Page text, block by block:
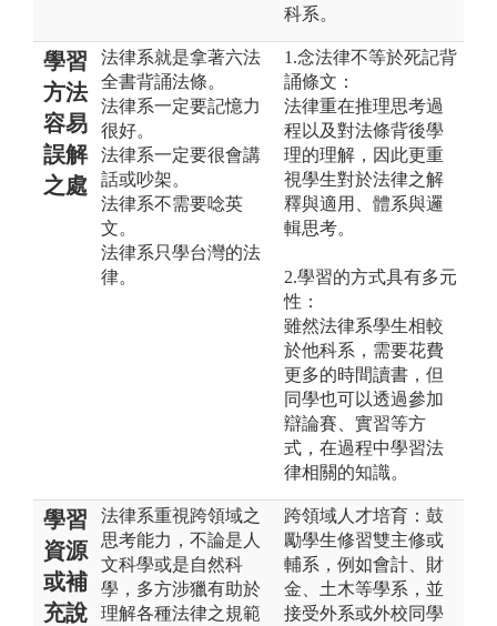
科系。
學習
方法
容易
誤解
之處
法律系就是拿著六法
全書背誦法條。
法律系一定要記憶力
很好。
法律系一定要很會講
話或吵架。
法律系不需要唸英
文。
法律系只學台灣的法
律。
1.念法律不等於死記背
誦條文：
法律重在推理思考過
程以及對法條背後學
理的理解，因此更重
視學生對於法律之解
釋與適用、體系與邏
輯思考。
2.學習的方式具有多元
性：
雖然法律系學生相較
於他科系，需要花費
更多的時間讀書，但
同學也可以透過參加
辯論賽、實習等方
式，在過程中學習法
律相關的知識。
學習
資源
或補
充說
法律系重視跨領域之
思考能力，不論是人
文科學或是自然科
學，多方涉獵有助於
理解各種法律之規範
跨領域人才培育：鼓
勵學生修習雙主修或
輔系，例如會計、財
金、土木等學系，並
接受外系或外校同學